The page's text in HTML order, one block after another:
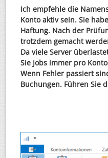
Ich empfehle die
Konto aktiv sein. Sie
Haftung. Nach der
trotzdem gemacht
Da viele Server
Sie Jobs immer pro
Wenn Fehler passiert
Buchungen. Führen Sie